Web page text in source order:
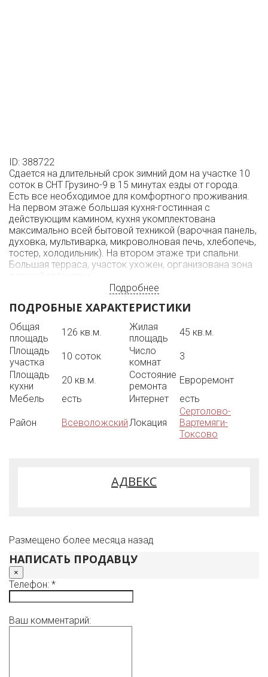
ID: 388722
Сдается на длительный срок зимний дом на участке 10
соток в СНТ Грузино-9 в 15 минутах езды от города.
Есть все необходимое для комфортного проживания.
На первом этаже большая кухня-гостинная с
действующим камином, кухня укомплектована
максимально всей бытовой техникой (варочная панель,
духовка, мультиварка, микроволновая печь, хлебопечь,
тостер, холодильник). На втором этаже три спальни.
Большая терраса, участок ухожен, организована зона
Сдается для семьи с детьми.
можно разделить на два платежа.
Просмотры в любое удобное для Вас время.
Подробнее
ПОДРОБНЫЕ ХАРАКТЕРИСТИКИ
Общая
площадь
126 кв.м.
Жилая
площадь
45 кв.м.
Площадь
участка
10 соток
Число
комнат
3
Площадь
кухни
20 кв.м.
Состояние
ремонта
Евроремонт
Мебель
есть Интернет есть
Район ВсеволожскийЛокация
Сертолово-
Вартемяги-
Токсово
АДВЕКС
Размещено более месяца назад
НАПИСАТЬ ПРОДАВЦУ
×
Телефон: *
Ваш комментарий: